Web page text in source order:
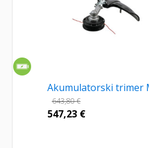
Akumulatorski trimer
643,80€
547,23 €